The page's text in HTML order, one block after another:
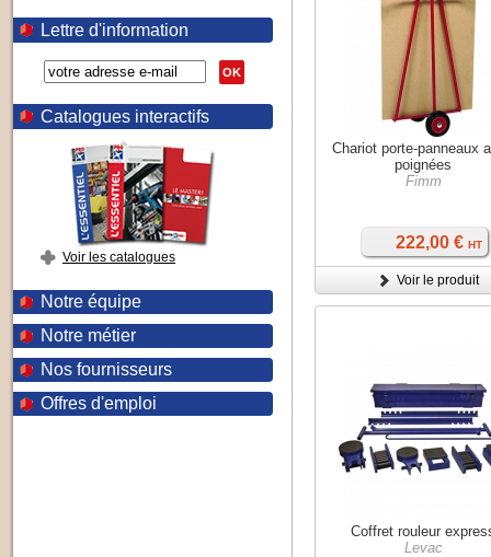
Lettre d'information
OK
Catalogues interactifs
Voir les catalogues
Notre équipe
Notre métier
Nos fournisseurs
Offres d'emploi
Chariot porte-panneaux
poignées
Fimm
222,00 € HT
Voir le produit
Coffret rouleur
Levac